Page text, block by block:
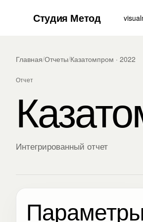
Студия Метод
Главная/Отчеты/Казатомпром · 2022
Отчет
Интегрированный отчет
Параметры